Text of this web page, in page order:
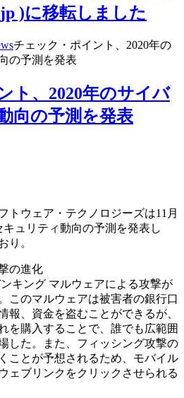
)に移転しました
チェック・ポイント、2020年の
の予測を発表
ト、2020年のサイバ
向の予測を発表
トウェア・テクノロジーズは11月
キュリティ動向の予測を発表し
り。
の進化
キング マルウェアによる攻撃が
このマルウェアは被害者の銀行口
報、資金を盗むことができるが、
を購入することで、誰でも広範囲
した。また、フィッシング攻撃の
ことが予想されるため、モバイル
ェブリンクをクリックさせられる